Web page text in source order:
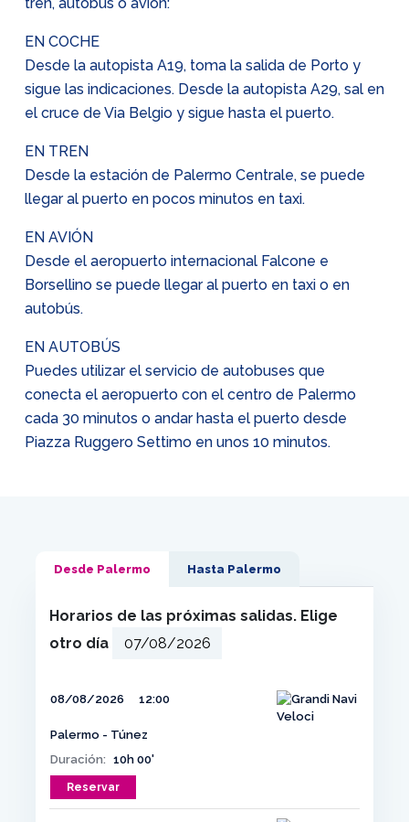
EN COCHE
Desde la autopista A19, toma la salida de Porto y
sigue las indicaciones. Desde la autopista A29, sal en
el cruce de Via Belgio y sigue hasta el puerto.
EN TREN
Desde la estación de Palermo Centrale, se puede
llegar al puerto en pocos minutos en taxi.
EN AVIÓN
Desde el aeropuerto internacional Falcone e
Borsellino se puede llegar al puerto en taxi o en
autobús.
EN AUTOBÚS
Puedes utilizar el servicio de autobuses que
conecta el aeropuerto con el centro de Palermo
cada 30 minutos o andar hasta el puerto desde
Piazza Ruggero Settimo en unos 10 minutos.
Desde Palermo Hasta Palermo
Horarios de las próximas salidas. Elige
otro día
08/08/2026 12:00
Palermo - Túnez
Duración: 10h 00'
Reservar